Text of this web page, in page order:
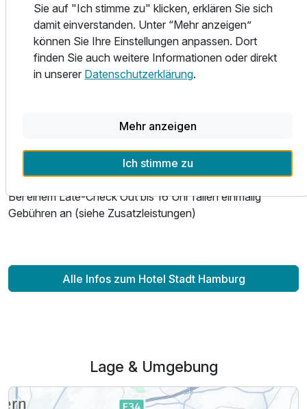
Unseren Hotelgästen stehen ausreichend KOSTENFREIE
Parkplätze direkt vor dem Hotel zur Verfügung. Eine
Ladesäule für Elektroautos finden Sie direkt auf unserem
Parkplatz. Des Weiteren bieten wir unseren Gästen
kostenfreien W-LAN Zugang an.
Uhr besetzt. Hunde sind im Hotel Stadt Hamburg herzlich
Willkommen. Je nach Verfügbarkeit haben Sie die
Möglichkeit eines kostenfreien Late-Check-Out (bis 12:00
Uhr).
Bei einem Late-Check Out bis 16 Uhr fallen einmalig
Gebühren an (siehe Zusatzleistungen)
Alle Infos zum Hotel Stadt Hamburg
Lage & Umgebung
Sie auf "Ich stimme zu" klicken, erklären Sie sich
damit einverstanden. Unter “Mehr anzeigen”
können Sie Ihre Einstellungen anpassen. Dort
finden Sie auch weitere Informationen oder direkt
in unserer Datenschutzerklärung.
Mehr anzeigen
Ich stimme zu